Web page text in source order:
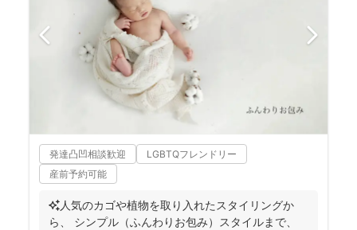
発達凸凹相談歓迎
LGBTQフレンドリー
産前予約可能
✨人気のカゴや植物を取り入れたスタイリングか
ら、 シンプル（ふんわりお包み）スタイルまで、